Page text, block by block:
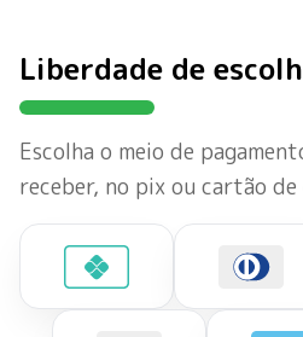
Liberdade de
Escolha o meio de
receber, no pix ou cartão